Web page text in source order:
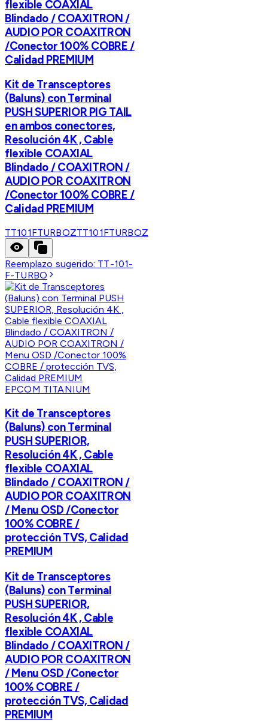
flexible COAXIAL
Blindado / COAXITRON /
AUDIO POR COAXITRON
/Conector 100% COBRE /
Calidad PREMIUM
Kit de Transceptores
(Baluns) con Terminal
PUSH SUPERIOR PIG TAIL
en ambos conectores,
Resolución 4K , Cable
flexible COAXIAL
Blindado / COAXITRON /
AUDIO POR COAXITRON
/Conector 100% COBRE /
Calidad PREMIUM
TT101FTURBOZTT101FTURBOZ
Reemplazo sugerido: TT-101-
F-TURBO
EPCOM TITANIUM
Kit de Transceptores
(Baluns) con Terminal
PUSH SUPERIOR,
Resolución 4K , Cable
flexible COAXIAL
Blindado / COAXITRON /
AUDIO POR COAXITRON
/ Menu OSD /Conector
100% COBRE /
protección TVS, Calidad
PREMIUM
Kit de Transceptores
(Baluns) con Terminal
PUSH SUPERIOR,
Resolución 4K , Cable
flexible COAXIAL
Blindado / COAXITRON /
AUDIO POR COAXITRON
/ Menu OSD /Conector
100% COBRE /
protección TVS, Calidad
PREMIUM